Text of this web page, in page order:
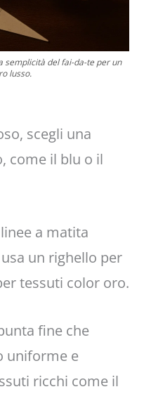
semplicità del fai-da-te per un
lusso.
scegli una
come il blu o il
a matita
un righello per
tessuti color oro.
fine che
uniforme e
ricchi come il